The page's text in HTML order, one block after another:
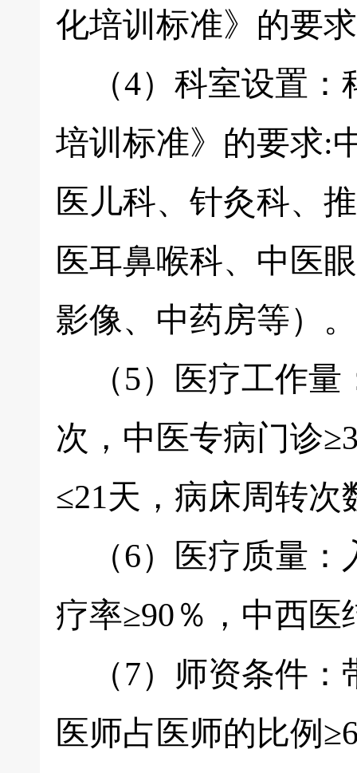
化培训标准》的要
（4）科室设置：
培训标准》的要求:
医儿科、针灸科、
医耳鼻喉科、中医
影像、中药房等）。
（5）医疗工作量
次，中医专病门诊
≤21天，病床周转次
（6）医疗质量：
疗率≥90％，中西医
（7）师资条件：
医师占医师的比例